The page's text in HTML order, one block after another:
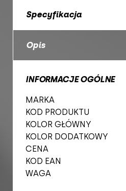
Specyfikacja
Opis
INFORMACJE OGÓLNE
MARKA
KOD PRODUKTU
KOLOR GŁÓWNY
KOLOR DODATKOWY
CENA
KOD EAN
WAGA